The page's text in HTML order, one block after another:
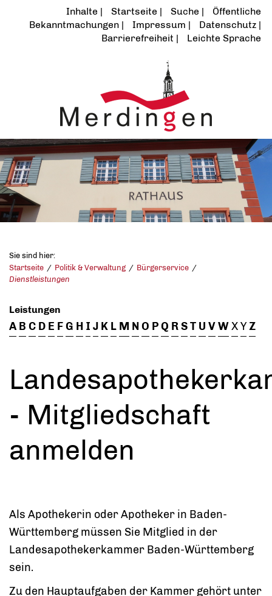
Inhalte Startseite Suche
Öffentliche
Bekanntmachungen
Impressum
Datenschutz
Barrierefreiheit
Leichte Sprache
Sie sind hier:
Startseite
Politik & Verwaltung
Bürgerservice
Dienstleistungen
Leistungen
A B C D E FG H I J K L M NO PQ RST U VWXYZ
- Mitgliedschaft
anmelden
Als Apothekerin oder Apotheker in Baden-
Württemberg müssen Sie Mitglied in der
Landesapothekerkammer Baden-Württemberg
sein.
Zu den Hauptaufgaben der Kammer gehört unter